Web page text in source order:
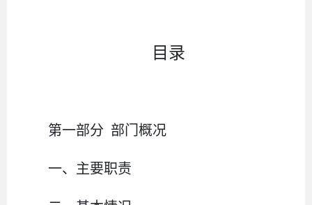
目录
第一部分 部门概况
一、主要职责